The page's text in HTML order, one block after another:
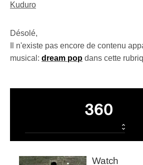
Kuduro
Désolé,
Il n'existe pas encore de contenu
musical: dream pop dans cette
360
Watch